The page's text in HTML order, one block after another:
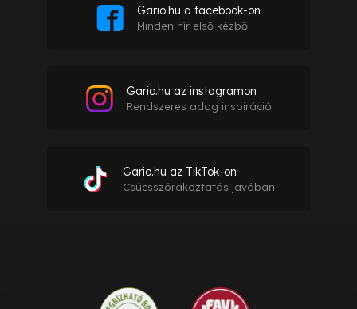
Gario.hu a facebook-on
Minden hír első kézből
Gario.hu az instagramon
Rendszeres adag inspiráció
Gario.hu az TikTok-on
Csúcsszórakoztatás javában